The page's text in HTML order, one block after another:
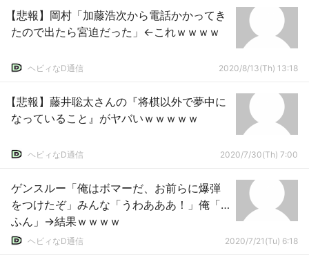
【悲報】岡村「加藤浩次から電話かかってき
たので出たら宮迫だった」←これｗｗｗｗ
ヘビィなD通信 2020/8/13(Th) 13:18
【悲報】藤井聡太さんの『将棋以外で夢中に
なっていること』がヤバいｗｗｗｗｗ
ヘビィなD通信 2020/7/30(Th) 7:00
ゲンスルー「俺はボマーだ、お前らに爆弾
をつけたぞ」みんな「うわあああ！」俺「…
ふん」→結果ｗｗｗｗ
ヘビィなD通信 2020/7/21(Tu) 6:18